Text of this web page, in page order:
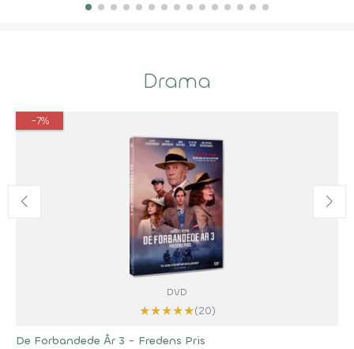
Drama
-7%
DVD
★★★★★(20)
De Forbandede År 3 - Fredens Pris